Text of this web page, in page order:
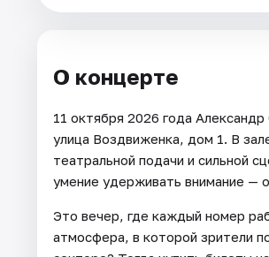
О концерте
11 октября 2026 года
улица Воздвиженка, дом 1. В
театральной подачи и сильной
умение удерживать внимание —
Это вечер, где каждый номер
атмосфера, в которой зрители